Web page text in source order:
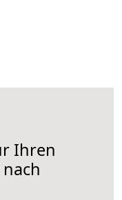
Ihren